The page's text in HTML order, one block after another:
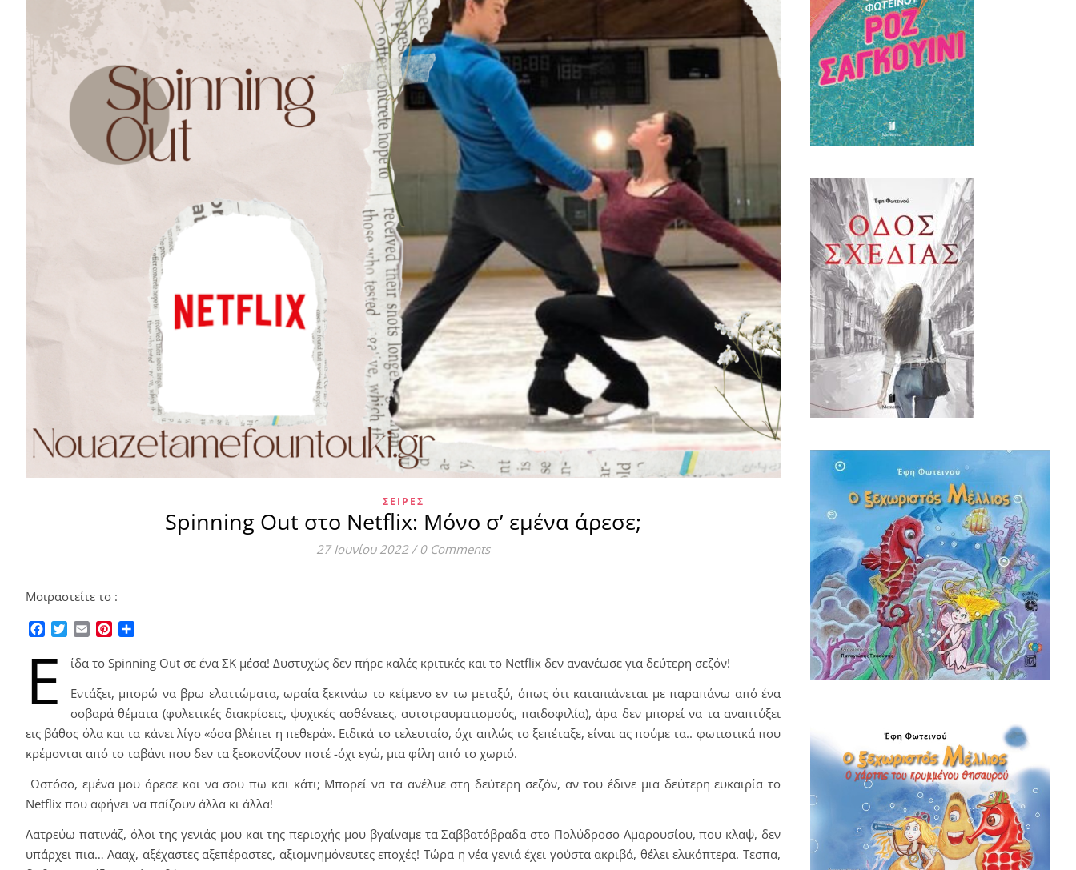
ΣΕΙΡΈΣ
Spinning Out στο Netflix: Μόνο σ’ εμένα άρεσε;
27 Ιουνίου 2022 / 0 Comments
Μοιραστείτε το :
Facebook
TwitterEmailPinterest
Ε
ίδα το Spinning Out σε ένα ΣΚ μέσα! Δυστυχώς δεν πήρε καλές κριτικές και το Νetflix δεν ανανέωσε για δεύτερη σεζόν!
Εντάξει, μπορώ να βρω ελαττώματα, ωραία ξεκινάω το κείμενο εν τω μεταξύ, όπως ότι καταπιάνεται με παραπάνω από ένα
σοβαρά θέματα (φυλετικές διακρίσεις, ψυχικές ασθένειες, αυτοτραυματισμούς, παιδοφιλία), άρα δεν μπορεί να τα αναπτύξει
εις βάθος όλα και τα κάνει λίγο «όσα βλέπει η πεθερά». Ειδικά το τελευταίο, όχι απλώς το ξεπέταξε, είναι ας πούμε τα.. φωτιστικά που
κρέμονται από το ταβάνι που δεν τα ξεσκονίζουν ποτέ -όχι εγώ, μια φίλη από το χωριό.
Ωστόσο, εμένα μου άρεσε και να σου πω και κάτι; Μπορεί να τα ανέλυε στη δεύτερη σεζόν, αν του έδινε μια δεύτερη ευκαιρία το
Νetflix που αφήνει να παίζουν άλλα κι άλλα!
Λατρεύω πατινάζ, όλοι της γενιάς μου και της περιοχής μου βγαίναμε τα Σαββατόβραδα στο Πολύδροσο Αμαρουσίου, που κλαψ, δεν
υπάρχει πια… Αααχ, αξέχαστες αξεπέραστες, αξιομνημόνευτες εποχές! Τώρα η νέα γενιά έχει γούστα ακριβά, θέλει ελικόπτερα. Τεσπα,